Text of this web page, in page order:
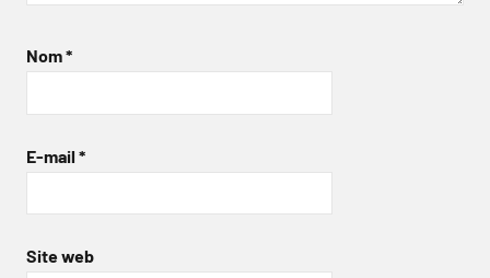
Nom*
E-mail *
Site web